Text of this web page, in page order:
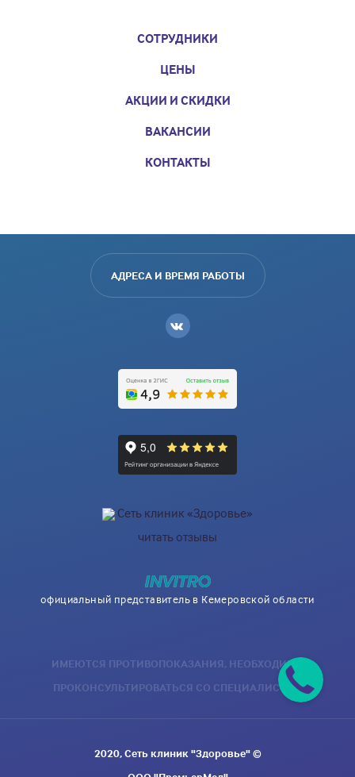
СОТРУДНИКИ
ЦЕНЫ
АКЦИИ И СКИДКИ
ВАКАНСИИ
КОНТАКТЫ
АДРЕСА И ВРЕМЯ РАБОТЫ
Сеть клиник «Здоровье»
читать отзывы
официальный представитель в Кемеровской области
ИМЕЮТСЯ ПРОТИВОПОКАЗАНИЯ, НЕОБХОДИМО
ПРОКОНСУЛЬТИРОВАТЬСЯ СО СПЕЦИАЛИСТОМ
2020, Сеть клиник "Здоровье" ©